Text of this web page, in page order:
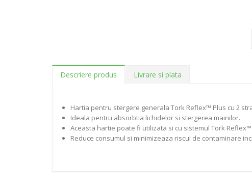
Descriere produs Livrare si plata
Hartia pentru stergere generala Tork Reflex™ Plus cu 2
Ideala pentru absorbtia lichidelor si stergerea mainilor.
Aceasta hartie poate fi utilizata si cu sistemul Tork
Reduce consumul si minimizeaza riscul de contaminare